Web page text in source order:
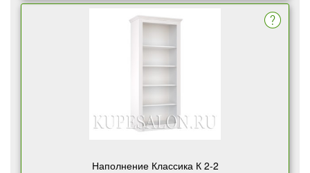
Наполнение Классика К 2-2